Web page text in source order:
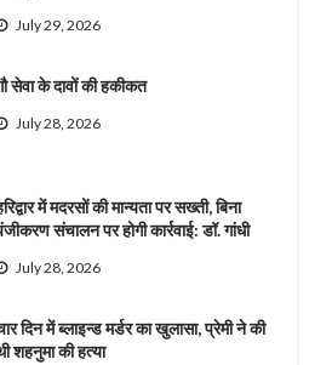
July 29, 2026
सेवा के दावों की हकीकत
July 28, 2026
में मदरसों की मान्यता पर सख्ती, बिना
संचालन पर होगी कार्रवाई: डॉ. गांधी
July 28, 2026
दिन में ब्लाइन्ड मर्डर का खुलासा, प्रेमी ने की
शहनुमा की हत्या